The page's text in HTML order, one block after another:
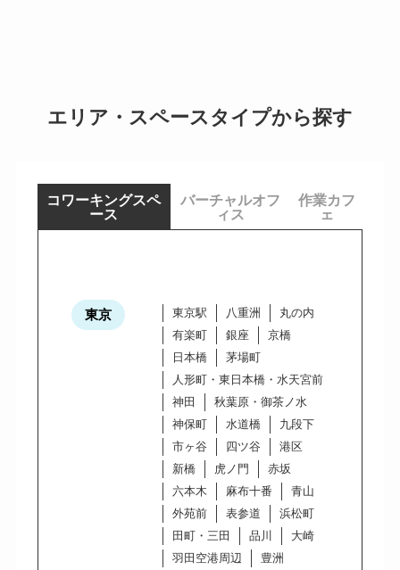
エリア・スペースタイプから探す
コワーキングスペ
ース
バーチャルオフ
ィス
作業カフ
ェ
東京 東京駅 八重洲
丸の内
有楽町
銀座
京橋
日本橋
茅場町
人形町・東日本橋・水天宮前
神田
秋葉原・御茶ノ水
神保町
水道橋
九段下
市ヶ谷
四ツ谷
港区
新橋
虎ノ門
赤坂
六本木
麻布十番
青山
外苑前
表参道
浜松町
田町・三田
品川
大崎
羽田空港周辺
豊洲